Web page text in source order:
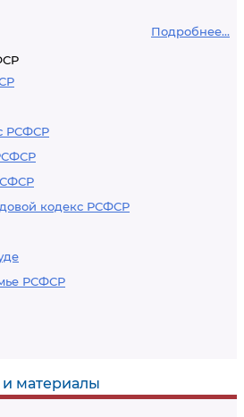
Подробнее...
РСФСР
кодекс РСФСР
РСФСР
материалы